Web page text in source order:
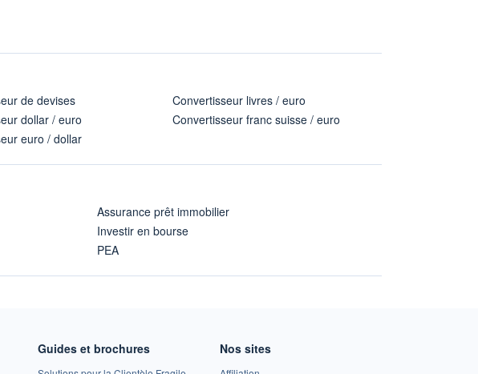
de devises
dollar / euro
euro / dollar
Convertisseur livres / euro
Convertisseur franc suisse / euro
Assurance prêt immobilier
Investir en bourse
PEA
Guides et brochures Nos sites